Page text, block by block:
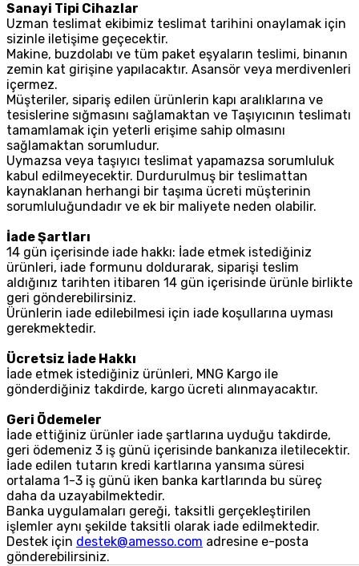
Sanayi Tipi Cihazlar
Uzman teslimat ekibimiz teslimat tarihini onaylamak için
sizinle iletişime geçecektir.
Makine, buzdolabı ve tüm paket eşyaların teslimi, binanın
zemin kat girişine yapılacaktır. Asansör veya merdivenleri
içermez.
Müşteriler, sipariş edilen ürünlerin kapı aralıklarına ve
tesislerine sığmasını sağlamaktan ve Taşıyıcının teslimatı
tamamlamak için yeterli erişime sahip olmasını
sağlamaktan sorumludur.
Uymazsa veya taşıyıcı teslimat yapamazsa sorumluluk
kabul edilmeyecektir. Durdurulmuş bir teslimattan
kaynaklanan herhangi bir taşıma ücreti müşterinin
sorumluluğundadır ve ek bir maliyete neden olabilir.
İade Şartları
14 gün içerisinde iade hakkı: İade etmek istediğiniz
ürünleri, iade formunu doldurarak, siparişi teslim
aldığınız tarihten itibaren 14 gün içerisinde ürünle birlikte
geri gönderebilirsiniz.
Ürünlerin iade edilebilmesi için iade koşullarına uyması
gerekmektedir.
Ücretsiz İade Hakkı
İade etmek istediğiniz ürünleri, MNG Kargo ile
gönderdiğiniz takdirde, kargo ücreti alınmayacaktır.
Geri Ödemeler
İade ettiğiniz ürünler iade şartlarına uyduğu takdirde,
geri ödemeniz 3 iş günü içerisinde bankanıza iletilecektir.
İade edilen tutarın kredi kartlarına yansıma süresi
ortalama 1-3 iş günü iken banka kartlarında bu süreç
daha da uzayabilmektedir.
Banka uygulamaları gereği, taksitli gerçekleştirilen
işlemler aynı şekilde taksitli olarak iade edilmektedir.
Destek için destek@amesso.com adresine e-posta
gönderebilirsiniz.